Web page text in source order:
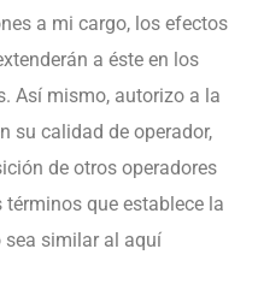
a mi cargo, los efectos
a éste en los
Así mismo, autorizo a la
su calidad de operador,
de otros operadores
que establece la
sea similar al aquí